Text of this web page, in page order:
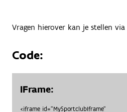
Vragen hierover kan je stellen via
Code:
IFrame:
<iframe id="MySportclubIframe"